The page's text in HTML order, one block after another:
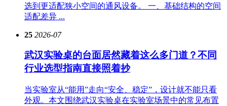
选到更适配狭小空间的通风设备。 一、基础结构的空间
适配差异 ...
25 2026-07
武汉实验桌的台面居然藏着这么多门道？不同
行业选型指南直接照着抄
当实验室从“能用”走向“安全、稳定”，设计就不能只看
外观。本文围绕武汉实验桌在实验室场景中的常见布置